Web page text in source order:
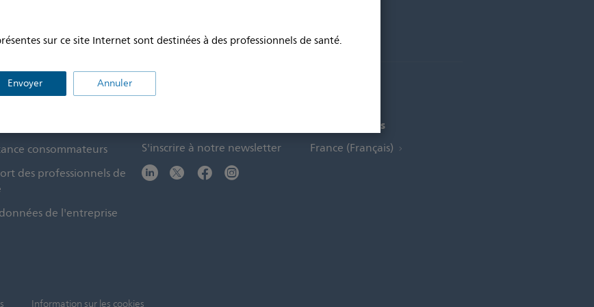
sur ce site Internet sont destinées à des professionnels de santé.
Envoyer Annuler
consommateurs
des professionnels de
de l'entreprise
S'inscrire à notre newsletter
Choisir le pays
France (Français)